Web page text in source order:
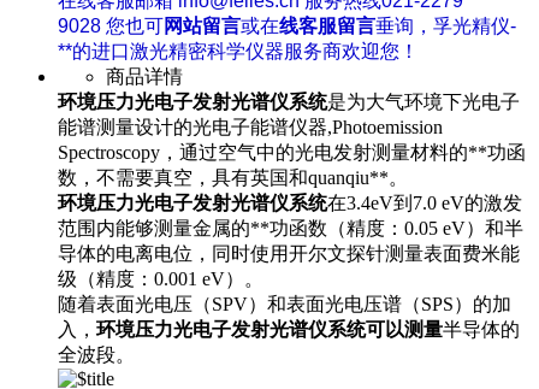
9028 您也可网站留言或在线客服留言垂询，孚光精仪-
**的进口激光精密科学仪器服务商欢迎您！
商品详情
环境压力光电子发射光谱仪系统是为大气环境下光电子
能谱测量设计的光电子能谱仪器,Photoemission
Spectroscopy，通过空气中的光电发射测量材料的**功函
数，不需要真空，具有英国和quanqiu**。
环境压力光电子发射光谱仪系统在3.4eV到7.0 eV的激发
范围内能够测量金属的**功函数（精度：0.05 eV）和半
导体的电离电位，同时使用开尔文探针测量表面费米能
级（精度：0.001 eV）。
随着表面光电压（SPV）和表面光电压谱（SPS）的加
入， 环境压力光电子发射光谱仪系统可以测量半导体的
全波段。